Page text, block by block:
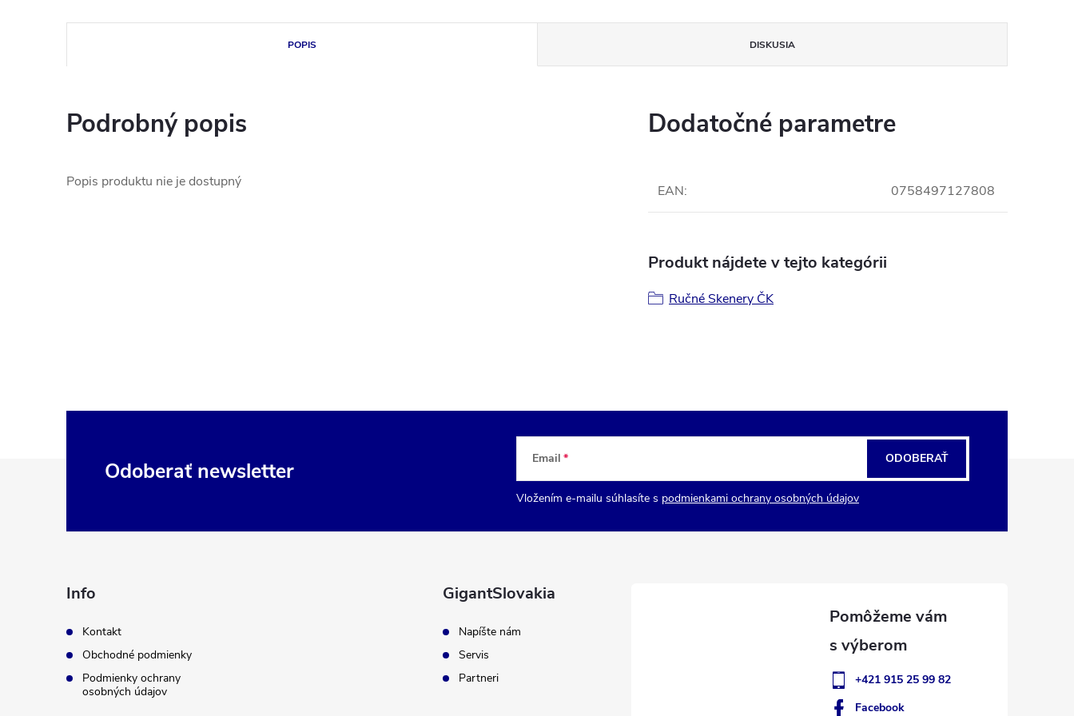
POPIS DISKUSIA
Podrobný popis
Popis produktu nie je dostupný
Dodatočné parametre
EAN: 0758497127808
Produkt nájdete v tejto kategórii
Ručné Skenery ČK
Odoberať newsletter Email
Vložením e-mailu súhlasíte s podmienkami ochrany osobných údajov
ODOBERAŤ
Info
Kontakt
Obchodné podmienky
Podmienky ochrany
osobných údajov
GigantSlovakia
Napíšte nám
Servis
Partneri
+421 915 25 99 82
Facebook